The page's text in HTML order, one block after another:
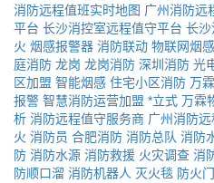
消防远程值班实时地图 广州消防远
平台 长沙消控室远程值守平台 长沙
火 烟感报警器 消防联动 物联网烟感
庭消防 龙岗 龙岗消防 深圳消防 光
区加盟 智能烟感 住宅小区消防 万
报警 智慧消防运营加盟 *立式 万霖
析 消防远程值守服务商 广州消防
火 消防员 合肥消防 消防总队 消防
防 消防水源 消防救援 火灾调查 消
防顺口溜 消防机器人 灭火毯 防火门